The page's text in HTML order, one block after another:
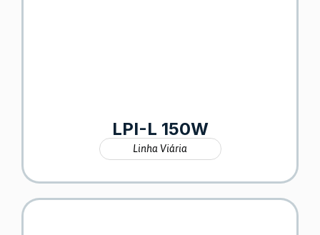
LPI-L 150W
Linha Viária